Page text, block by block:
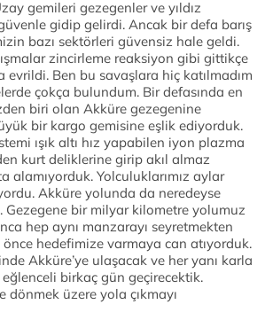
gemileri gezegenler ve yıldız
gidip gelirdi. Ancak bir defa barış
bazı sektörleri güvensiz hale geldi.
zincirleme reaksiyon gibi gittikçe
evrildi. Ben bu savaşlara hiç katılmadım
çokça bulundum. Bir defasında en
biri olan Akküre gezegenine
bir kargo gemisine eşlik ediyorduk.
ışık altı hız yapabilen iyon plazma
kurt deliklerine girip akıl almaz
alamıyorduk. Yolculuklarımız aylar
Akküre yolunda da neredeyse
Gezegene bir milyar kilometre yolumuz
hep aynı manzarayı seyretmekten
hedefimize varmaya can atıyorduk.
Akküre’ye ulaşacak ve her yanı karla
birkaç gün geçirecektik.
dönmek üzere yola çıkmayı